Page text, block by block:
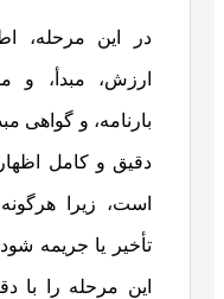
در این مرحله،
ارزش، مبدأ، و
بارنامه، و گواهی
دقیق و کامل
است، زیرا
تأخیر یا جریمه
این مرحله را با